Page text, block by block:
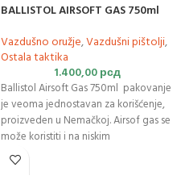
BALLISTOL AIRSOFT GAS 750ml
Vazdušno oružje,Vazdušni pištolji,
Ostala taktika
1.400,00рсд
Ballistol Airsoft Gas 750ml pakovanje
je veoma jednostavan za korišćenje,
proizveden u Nemačkoj. Airsof gas se
može koristiti i na niskim
temperaturama, neutralnog je mirisa.
Pištolji